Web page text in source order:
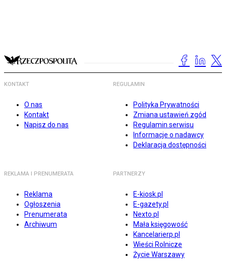
KONTAKT
O nas
Kontakt
Napisz do nas
REGULAMIN
Polityka Prywatności
Zmiana ustawień zgód
Regulamin serwisu
Informacje o nadawcy
Deklaracja dostępności
REKLAMA I PRENUMERATA
Reklama
Ogłoszenia
Prenumerata
Archiwum
PARTNERZY
E-kiosk.pl
E-gazety.pl
Nexto.pl
Mała księgowość
Kancelarierp.pl
Wieści Rolnicze
Życie Warszawy